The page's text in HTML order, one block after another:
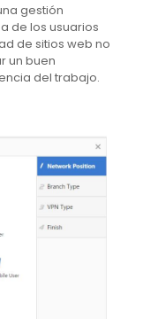
gestión
de los usuarios
de sitios web no
un buen
del trabajo.